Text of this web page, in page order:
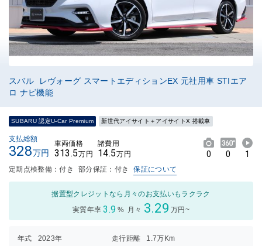
スバル レヴォーグ スマートエディションEX 元社用車 STIエア
ロ ナビ機能
SUBARU 認定U-Car Premium 新世代アイサイト＋アイサイトX 搭載車
支払総額
328万円
車両価格
313.5万円
諸費用
14.5万円 0 0 1
定期点検整備：付き 部分保証：付き 保証について
据置型クレジットなら月々のお支払いもラクラク
実質年率 3.9 % 月々 3.29 万円~
年式 2023年 走行距離
1.7万Km